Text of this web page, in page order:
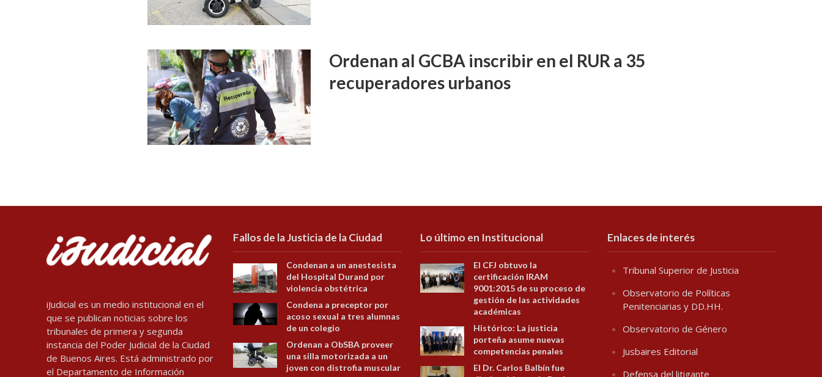
Ordenan al GCBA inscribir en el RUR a 35
recuperadores urbanos
iJudicial es un medio institucional en el
que se publican noticias sobre los
tribunales de primera y segunda
instancia del Poder Judicial de la Ciudad
de Buenos Aires. Está administrado por
el Departamento de Información
Fallos de la Justicia de la Ciudad
Condenan a un anestesista
del Hospital Durand por
violencia obstétrica
Condena a preceptor por
acoso sexual a tres alumnas
de un colegio
Ordenan a ObSBA proveer
una silla motorizada a un
joven con distrofia muscular
Lo último en Institucional
El CFJ obtuvo la
certificación IRAM
9001:2015 de su proceso de
gestión de las actividades
académicas
Histórico: La justicia
porteña asume nuevas
competencias penales
El Dr. Carlos Balbín fue
Enlaces de interés
Tribunal Superior de Justicia
Observatorio de Políticas
Penitenciarias y DD.HH.
Observatorio de Género
Jusbaires Editorial
Defensa del litigante